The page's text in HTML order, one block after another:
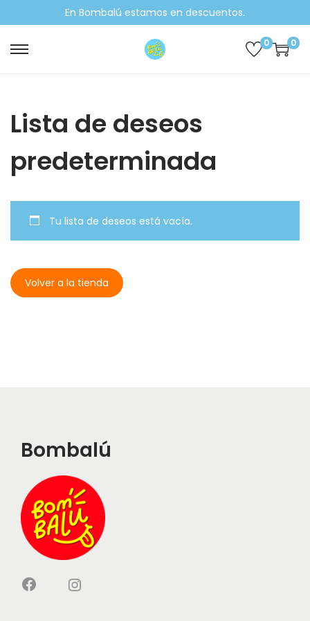
En Bombalú estamos en descuentos.
0 0
Lista de deseos
predeterminada
Tu lista de deseos está vacía.
Volver a la tienda
Bombalú